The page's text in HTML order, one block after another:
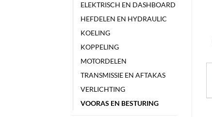
ELEKTRISCH EN DASHBOARD
HEFDELEN EN HYDRAULIC
KOELING
KOPPELING
MOTORDELEN
TRANSMISSIE EN AFTAKAS
VERLICHTING
VOORAS EN BESTURING